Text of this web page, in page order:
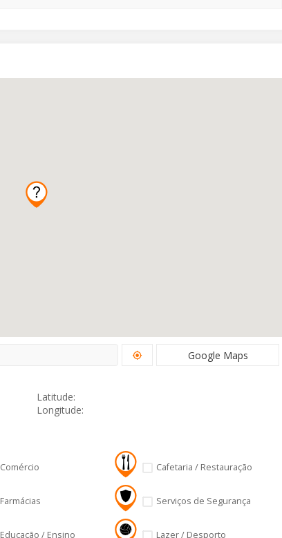
Google Maps
Latitude:
Longitude:
Comércio Cafetaria / Restauração
Farmácias Serviços de Segurança
Educação / Ensino Lazer / Desporto